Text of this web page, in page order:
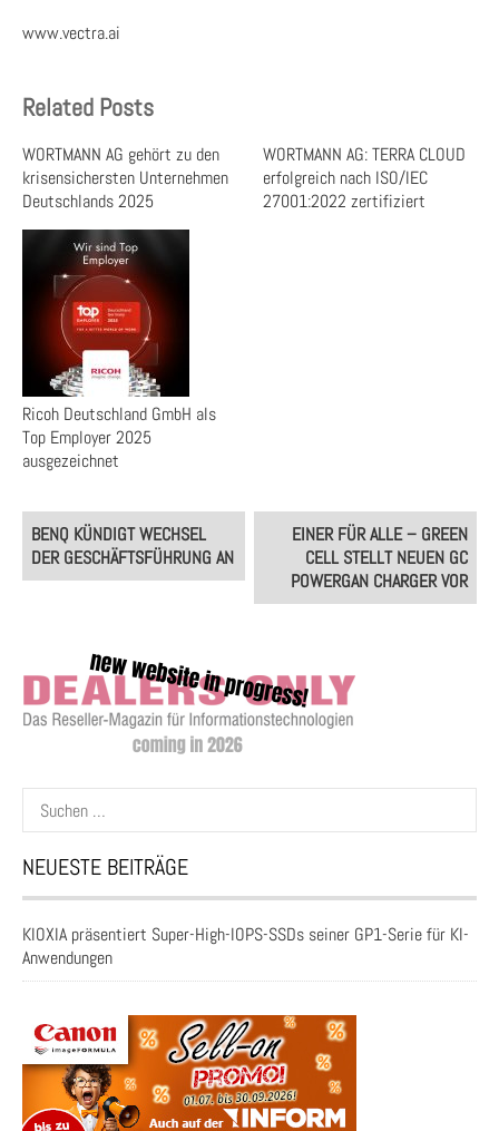
www.vectra.ai
Related Posts
WORTMANN AG gehört zu den
krisensichersten Unternehmen
Deutschlands 2025
WORTMANN AG: TERRA CLOUD
erfolgreich nach ISO/IEC
27001:2022 zertifiziert
Ricoh Deutschland GmbH als
Top Employer 2025
ausgezeichnet
Post
navigation
BENQ KÜNDIGT WECHSEL
DER GESCHÄFTSFÜHRUNG AN
EINER FÜR ALLE – GREEN
CELL STELLT NEUEN GC
POWERGAN CHARGER VOR
Suchen
nach:
NEUESTE BEITRÄGE
KIOXIA präsentiert Super-High-IOPS-SSDs seiner GP1-Serie für KI-
Anwendungen